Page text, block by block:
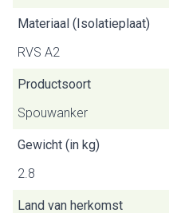
Materiaal (Isolatieplaat)
RVS A2
Productsoort
Spouwanker
Gewicht (in kg)
2.8
Land van herkomst